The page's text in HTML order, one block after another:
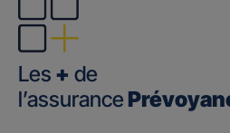
Les + de
l’assurance